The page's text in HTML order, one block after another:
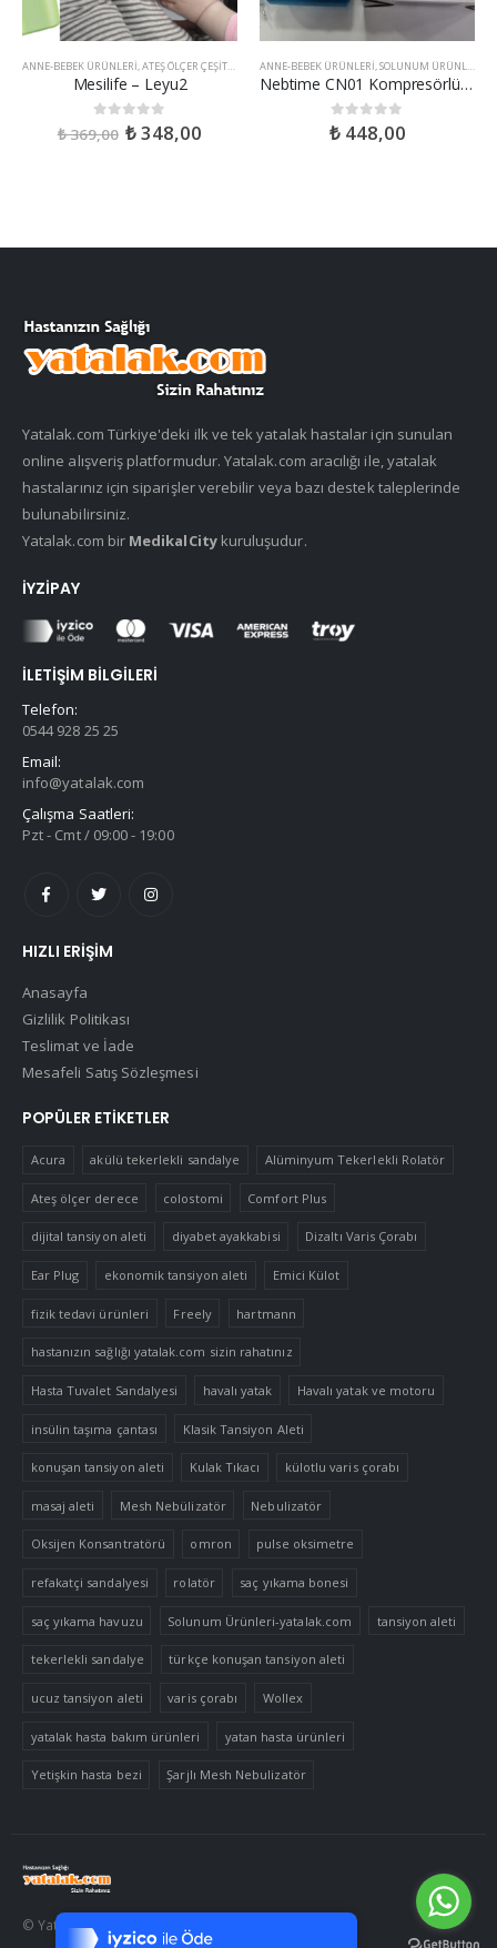
7/24 Canlı Destek
ANNE-BEBEK ÜRÜNLERI,ATEŞ ÖLÇER ÇEŞITLERI
Mesilife – Leyu2
out of 5
₺369,00 ₺348,00
ANNE-BEBEK ÜRÜNLERI,SOLUNUM ÜRÜNLERI
Nebtime CN01 Kompresörlü Nebulizatör
0 out of 5
₺448,00
Yatalak.com Türkiye'deki ilk ve tek yatalak hastalar için sunulan
online alışveriş platformudur. Yatalak.com aracılığı ile, yatalak
hastalarınız için siparişler verebilir veya bazı destek taleplerinde
bulunabilirsiniz.
Yatalak.com bir MedikalCitykuruluşudur.
İYZIPAY
İLETIŞIM BILGILERI
Telefon:
0544 928 25 25
Email:
info@yatalak.com
Çalışma Saatleri:
Pzt - Cmt / 09:00 - 19:00
HIZLI ERIŞIM
Anasayfa
Gizlilik Politikası
Teslimat ve İade
Mesafeli Satış Sözleşmesi
POPÜLER ETIKETLER
Acura akülü tekerlekli sandalye Alüminyum Tekerlekli Rolatör
Ateş ölçer derece colostomi Comfort Plus
dijital tansiyon aleti diyabet ayakkabisi Dizaltı Varis Çorabı
Ear Plug ekonomik tansiyon aleti Emici Külot
fizik tedavi ürünleri Freely hartmann
hastanızın sağlığı yatalak.com sizin rahatınız
Hasta Tuvalet Sandalyesi havalı yatak Havalı yatak ve motoru
insülin taşıma çantası Klasik Tansiyon Aleti
konuşan tansiyon aleti Kulak Tıkacı külotlu varis çorabı
masaj aleti Mesh Nebülizatör Nebulizatör
Oksijen Konsantratörü omron pulse oksimetre
refakatçi sandalyesi rolatör saç yıkama bonesi
saç yıkama havuzu Solunum Ürünleri-yatalak.com tansiyon aleti
tekerlekli sandalye türkçe konuşan tansiyon aleti
ucuz tansiyon aleti varis çorabı Wollex
yatalak hasta bakım ürünleri yatan hasta ürünleri
Yetişkin hasta bezi Şarjlı Mesh Nebulizatör
© Yatalak.com 2020. Tüm Hakları Saklıdır